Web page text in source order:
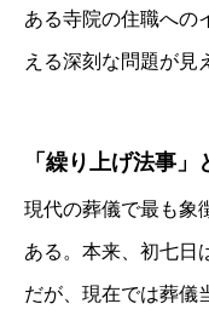
ある寺院の住職への
える深刻な問題が見
「繰り上げ法事
現代の葬儀で最も象
ある。本来、初七日
だが、現在では葬儀